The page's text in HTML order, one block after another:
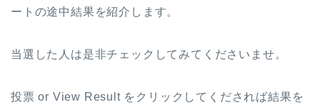
ートの途中結果を紹介します。
当選した人は是非チェックしてみてくださいませ。
投票 or View Result をクリックしてくだされば結果を